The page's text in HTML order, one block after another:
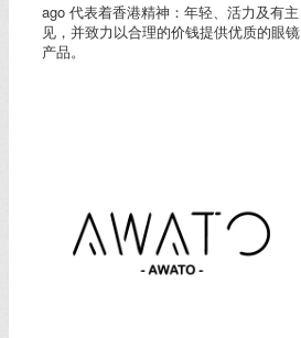
ago 代表着香港精神：年轻、活力及有主
见，并致力以合理的价钱提供优质的眼镜
产品。